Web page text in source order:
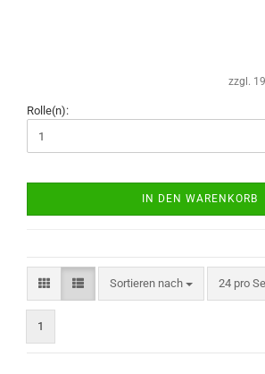
zzgl.
Rolle(n):
IN DEN WARENKORB
Sortieren nach
Sortieren nach 24 pro
pro Seite
1